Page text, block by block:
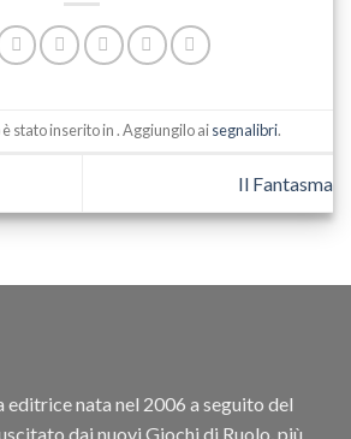
stato inserito in . Aggiungilo aisegnalibri.
Il Fantasma
editrice nata nel 2006 a seguito del
dai nuovi Giochi di Ruolo, più